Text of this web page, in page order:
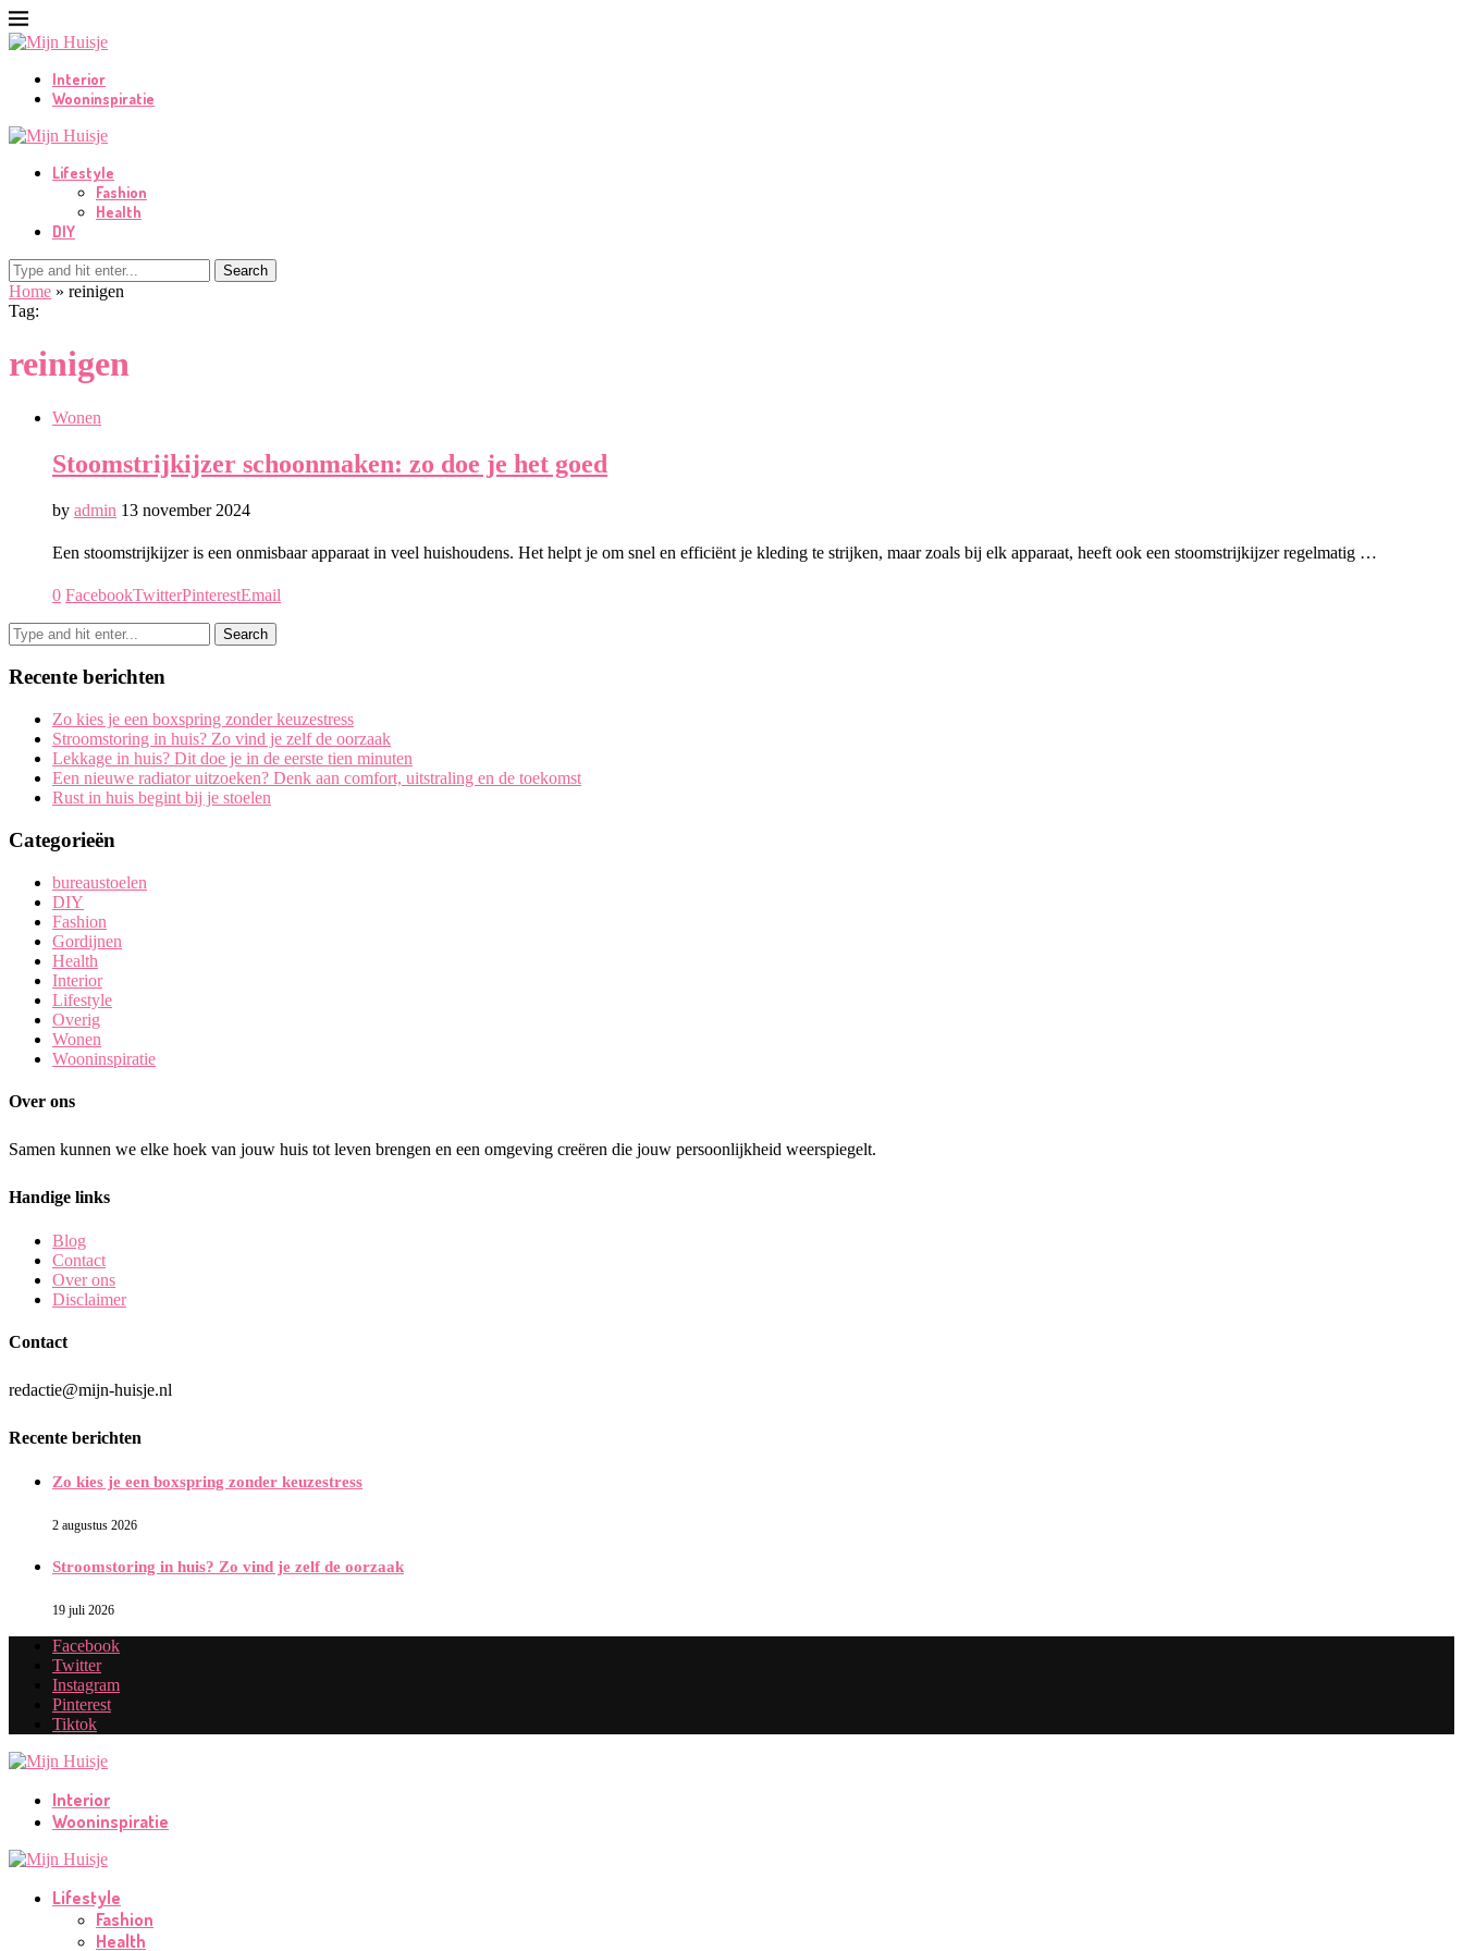
Interior
Wooninspiratie
Lifestyle
Fashion
Health
DIY
Search
Home » reinigen
Tag:
reinigen
Wonen
Stoomstrijkijzer schoonmaken: zo doe je het goed
by admin 13 november 2024
Een stoomstrijkijzer is een onmisbaar apparaat in veel huishoudens. Het helpt je om snel en efficiënt je kleding te strijken, maar zoals bij elk apparaat, heeft ook een stoomstrijkijzer regelmatig …
0 FacebookTwitterPinterestEmail
Recente berichten
Zo kies je een boxspring zonder keuzestress
Stroomstoring in huis? Zo vind je zelf de oorzaak
Lekkage in huis? Dit doe je in de eerste tien minuten
Een nieuwe radiator uitzoeken? Denk aan comfort, uitstraling en de toekomst
Rust in huis begint bij je stoelen
Categorieën
bureaustoelen
DIY
Fashion
Gordijnen
Health
Interior
Lifestyle
Overig
Wonen
Wooninspiratie
Over ons
Samen kunnen we elke hoek van jouw huis tot leven brengen en een omgeving creëren die jouw persoonlijkheid weerspiegelt.
Handige links
Blog
Contact
Over ons
Disclaimer
Contact
redactie@mijn-huisje.nl
Recente berichten
Zo kies je een boxspring zonder keuzestress
2 augustus 2026
Stroomstoring in huis? Zo vind je zelf de oorzaak
19 juli 2026
Facebook
Twitter
Instagram
Pinterest
Tiktok
Interior
Wooninspiratie
Lifestyle
Fashion
Health